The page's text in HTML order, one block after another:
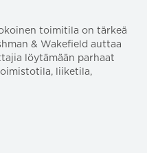
toimitila on tärkeä
& Wakefield auttaa
löytämään parhaat
liiketila,